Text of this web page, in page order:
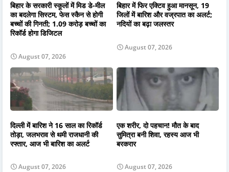
बिहार के सरकारी स्कूलों में मिड डे-मील
का बदलेगा सिस्टम, फेस स्कैन से होगी
बच्चों की गिनती; 1.09 करोड़ बच्चों का
रिकॉर्ड होगा डिजिटल
August 07, 2026
बिहार में फिर एक्टिव हुआ मानसून, 19
जिलों में बारिश और वज्रपात का अलर्ट;
नदियों का बढ़ा जलस्तर
August 07, 2026
दिल्ली में बारिश ने 16 साल का रिकॉर्ड
तोड़ा, जलभराव से थमी राजधानी की
रफ्तार, आज भी बारिश का अलर्ट
August 07, 2026
एक शरीर, दो पहचान! मौत के बाद
सुमित्रा बनी शिवा, रहस्य आज भी
बरकरार
August 07, 2026